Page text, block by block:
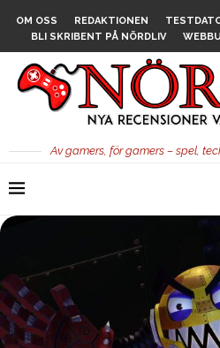
OM OSS REDAKTIONEN
BLI SKRIBENT PÅ NÖRDLIV
Av gamers, för gamers – spel,